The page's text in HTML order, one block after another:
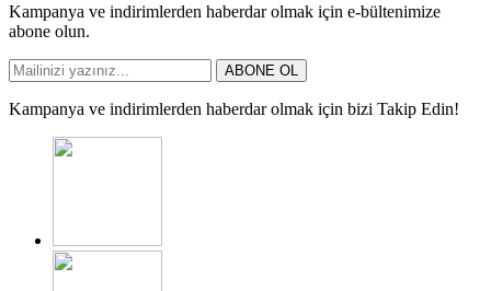
Kampanya ve indirimlerden haberdar olmak için e-bültenimize
abone olun.
ABONE OL
Kampanya ve indirimlerden haberdar olmak için bizi Takip Edin!